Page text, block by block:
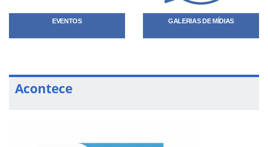
EVENTOS GALERIAS DE MÍDIAS
Acontece